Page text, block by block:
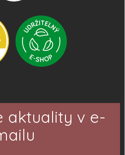
aktuality v e-